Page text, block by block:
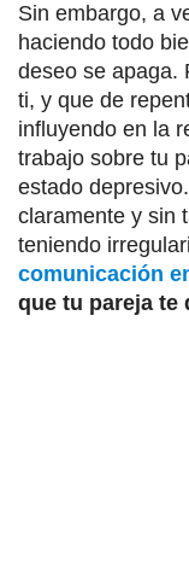
Sin embargo, a
haciendo todo
deseo se apaga.
ti, y que de
influyendo en la
trabajo sobre tu
estado
claramente y sin
teniendo
comunicación
que tu pareja te